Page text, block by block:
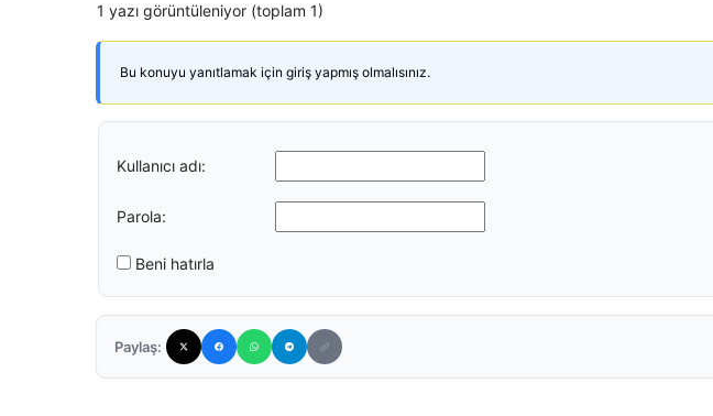
1 yazı görüntüleniyor (toplam 1)
Bu konuyu yanıtlamak için giriş yapmış olmalısınız.
Kullanıcı adı:
Parola:
Beni hatırla
Paylaş: